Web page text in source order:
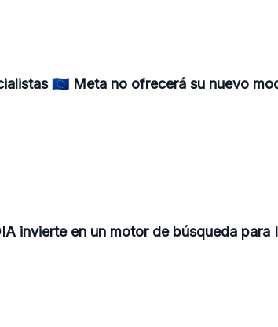
🇪🇺 Meta no ofrecerá su nuevo
invierte en un motor de búsqueda para